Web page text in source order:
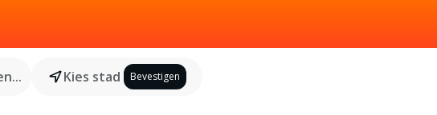
Kies stad Bevestigen